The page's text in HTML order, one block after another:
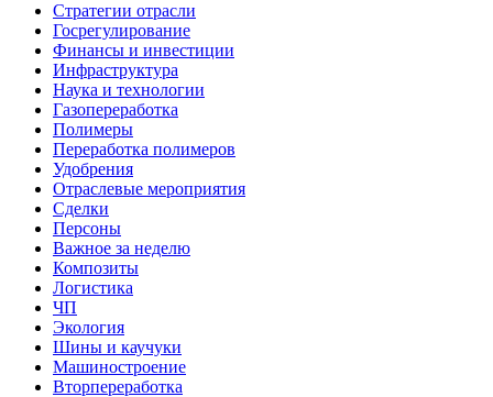
Стратегии отрасли
Госрегулирование
Финансы и инвестиции
Инфраструктура
Наука и технологии
Газопереработка
Полимеры
Переработка полимеров
Удобрения
Отраслевые мероприятия
Сделки
Персоны
Важное за неделю
Композиты
Логистика
ЧП
Экология
Шины и каучуки
Машиностроение
Вторпереработка